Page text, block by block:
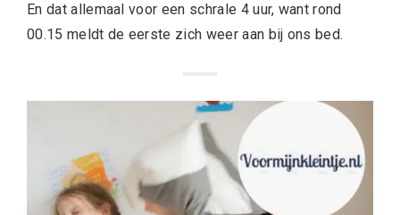
En dat allemaal voor een schrale 4 uur, want rond
00.15 meldt de eerste zich weer aan bij ons bed.